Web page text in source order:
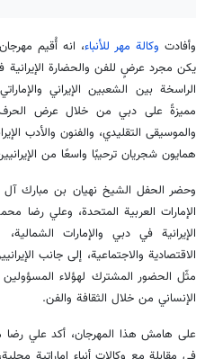
وأفادت وكالة مهر للأنباء، انه أُقيم
يكن مجرد عرضٍ للفن والحضارة الإيرانية
الراسخة بين الشعبين الإيراني
مميزةً على دبي من خلال عرض الحرف
والموسيقى التقليدي، والفنون والأدب
همايون شجريان ترحيبًا واسعًا من
وحضر الحفل الشيخ نهيان بن مبارك آل
الإمارات العربية المتحدة، وعلي رضا
الإيرانية في دبي والإمارات
الاقتصادية والاجتماعية، إلى جانب
مثّل الحضور المشترك لهؤلاء المسؤولين
الإنساني من خلال الثقافة والفن.
على هامش هذا المهرجان، أكد علي رضا